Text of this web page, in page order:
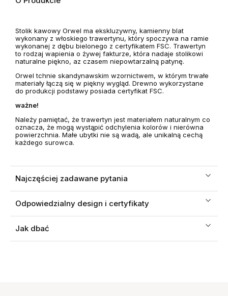
Stolik kawowy Orwel ma ekskluzywny, kamienny blat
wykonany z włoskiego trawertynu, który spoczywa na ramie
wykonanej z dębu bielonego z certyfikatem FSC. Trawertyn
to rodzaj wapienia o żywej fakturze, która nadaje stolikowi
naturalne piękno, az czasem niepowtarzalną patynę.
Orwel tchnie skandynawskim wzornictwem, w którym trwałe
materiały łączą się w piękny wygląd. Drewno wykorzystane
do produkcji podstawy posiada certyfikat FSC.
ważne!
Należy pamiętać, że trawertyn jest materiałem naturalnym co
oznacza, że mogą wystąpić odchylenia kolorów i nierówna
powierzchnia. Małe ubytki nie są wadą, ale unikalną cechą
każdego surowca.
Najczęściej zadawane pytania
Odpowiedzialny design i certyfikaty
Jak dbać